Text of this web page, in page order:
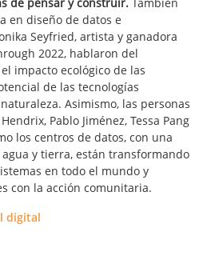
en diseño de datos e
Seyfried, artista y ganadora
2022, hablaron del
impacto ecológico de las
de las tecnologías
Asimismo, las personas
Pablo Jiménez, Tessa Pang
los centros de datos, con una
y tierra, están transformando
en todo el mundo y
con la acción comunitaria.
digital